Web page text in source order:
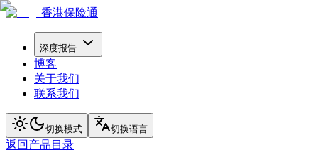
香港保险通
深度报告
博客
关于我们
联系我们
切换模式 切换语言
返回产品目录